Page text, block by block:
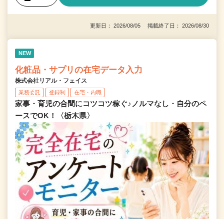
更新日： 2026/08/05 掲載終了日： 2026/08/30
NEW
化粧品・サプリの在宅データ入力
株式会社リアル・フェイス
業務委託 登録制 在宅・内職
家事・育児の合間にコツコツ稼ぐ♪ノルマなし・自分のペ
ースでOK！〈栃木県〉